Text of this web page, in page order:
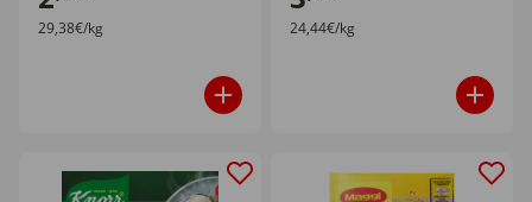
29,38€/kg 24,44€/kg